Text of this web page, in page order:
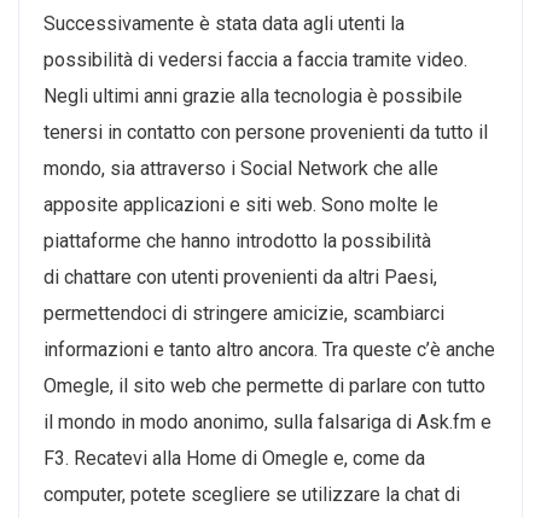
Successivamente è stata data agli utenti la
possibilità di vedersi faccia a faccia tramite video.
Negli ultimi anni grazie alla tecnologia è possibile
tenersi in contatto con persone provenienti da tutto il
mondo, sia attraverso i Social Network che alle
apposite applicazioni e siti web. Sono molte le
piattaforme che hanno introdotto la possibilità
di chattare con utenti provenienti da altri Paesi,
permettendoci di stringere amicizie, scambiarci
informazioni e tanto altro ancora. Tra queste c’è anche
Omegle, il sito web che permette di parlare con tutto
il mondo in modo anonimo, sulla falsariga di Ask.fm e
F3. Recatevi alla Home di Omegle e, come da
computer, potete scegliere se utilizzare la chat di